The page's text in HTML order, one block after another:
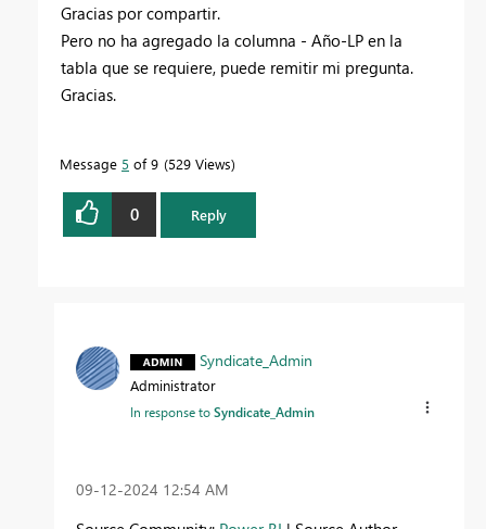
Gracias por compartir.
Pero no ha agregado la columna - Año-LP en la
tabla que se requiere, puede remitir mi pregunta.
Gracias.
Message 5 of 9 529 Views
0 Reply
Syndicate_Admin
Administrator
In response toSyndicate_Admin
‎09-12-2024 12:54 AM